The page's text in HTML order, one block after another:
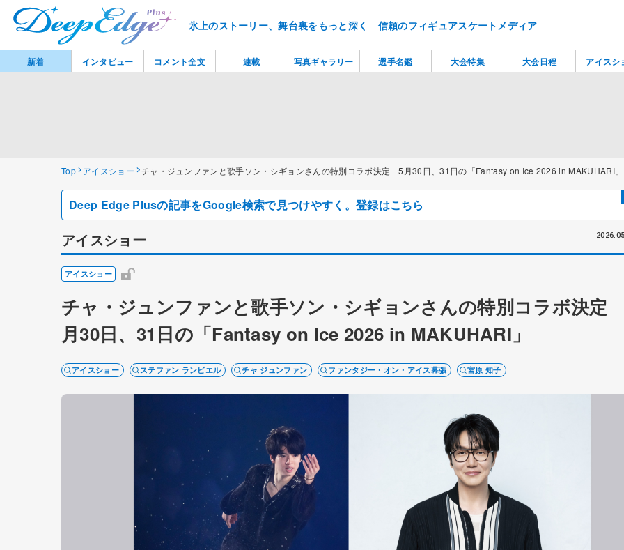
氷上のストーリー、舞台裏をもっと深く 信頼のフィギュアスケートメディア
Top アイスショー チャ・ジュンファンと歌手ソン・シギョンさんの特別コラボ決定 5月30日、31日の「Fantasy on Ice 2026 in MAKUHARI」
Deep Edge Plusの記事をGoogle検索で見つけやすく。登録はこちら
アイスショー
アイスショー
チャ・ジュンファンと歌手ソン・シギョンさんの特別コラボ決
月30日、31日の「Fantasy on Ice 2026 in MAKUHARI」
アイスショー ステファン ランビエル チャ ジュンファン ファンタジー・オン・アイス幕張 宮原 知子
新着 インタビュー コメント全文 連載 写真ギャラリー 選手名鑑 大会特集 大会日程 アイスシ